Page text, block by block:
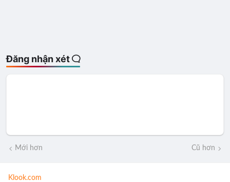
Đăng nhận xét
Mới hơn Cũ hơn
Klook.com